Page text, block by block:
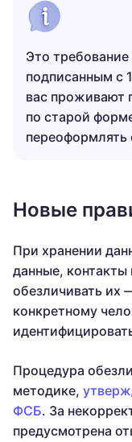
Это
подписанным с
вас проживают
по старой
переоформлять
Новые
При хранении
данные, контакты
обезличивать их
конкретному
Процедура
методике,
ФСБ. За
предусмотрена